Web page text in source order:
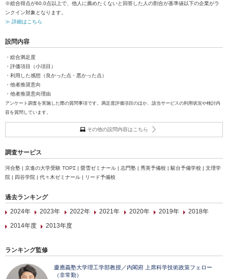
※総合得点が60.0点以上で、他人に薦めたくないと回答した人の割合が基準値以下の企業がラ
ンクイン対象となります。
≫ 詳細はこちら
設問内容
・総合満足度
・評価項目（小項目）
・利用した感想（良かった点・悪かった点）
・他者推奨意向
・他者推奨意向理由
アンケート調査を実施した際の質問事項です。満足度評価項目のほか、該当サービスの利用状況や検討内
容を質問しています。
その他の設問内容はこちら
調査サービス
河合塾 | 京進の大学受験 TOPΣ | 螢雪ゼミナール | 志門塾 | 秀英予備校 | 駿台予備学校 | 文理学
院 | 四谷学院 | 代々木ゼミナール | リード予備校
過去ランキング
2024年
2023年 2022年 2021年 2020年 2019年
2018年
2014年度
2013年度
ランキング監修
慶應義塾大学理工学部教授／内閣府 上席科学技術政策フェロー
（非常勤）